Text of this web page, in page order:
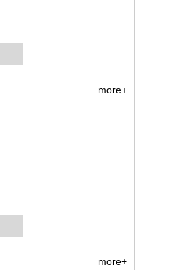
more+
more+